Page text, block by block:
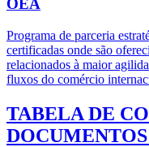
OEA
Programa de parceria
certificadas onde são
relacionados à maior
fluxos do comércio
TABELA DE